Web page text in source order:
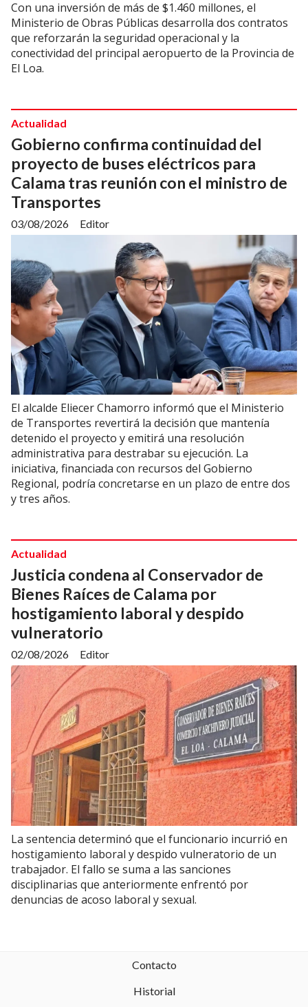
Con una inversión de más de $1.460 millones, el
Ministerio de Obras Públicas desarrolla dos contratos
que reforzarán la seguridad operacional y la
conectividad del principal aeropuerto de la Provincia de
El Loa.
Gobierno confirma continuidad del
proyecto de buses eléctricos para
Calama tras reunión con el ministro de
Transportes
Editor
Actualidad
03/08/2026
El alcalde Eliecer Chamorro informó que el Ministerio
de Transportes revertirá la decisión que mantenía
detenido el proyecto y emitirá una resolución
administrativa para destrabar su ejecución. La
iniciativa, financiada con recursos del Gobierno
Regional, podría concretarse en un plazo de entre dos
y tres años.
Justicia condena al Conservador de
Bienes Raíces de Calama por
hostigamiento laboral y despido
vulneratorio
Editor
Actualidad
02/08/2026
La sentencia determinó que el funcionario incurrió en
hostigamiento laboral y despido vulneratorio de un
trabajador. El fallo se suma a las sanciones
disciplinarias que anteriormente enfrentó por
denuncias de acoso laboral y sexual.
Contacto
Historial